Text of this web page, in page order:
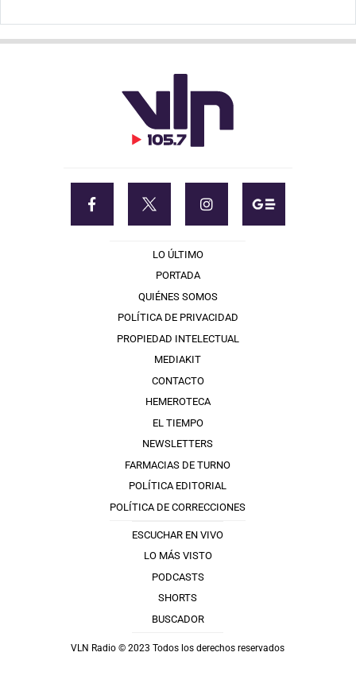
LO ÚLTIMO
PORTADA
QUIÉNES SOMOS
POLÍTICA DE PRIVACIDAD
PROPIEDAD INTELECTUAL
MEDIAKIT
CONTACTO
HEMEROTECA
EL TIEMPO
NEWSLETTERS
FARMACIAS DE TURNO
POLÍTICA EDITORIAL
POLÍTICA DE CORRECCIONES
ESCUCHAR EN VIVO
LO MÁS VISTO
PODCASTS
SHORTS
BUSCADOR
VLN Radio © 2023 Todos los derechos reservados